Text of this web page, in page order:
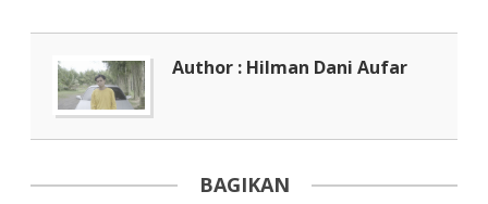
Author : Hilman Dani Aufar
BAGIKAN